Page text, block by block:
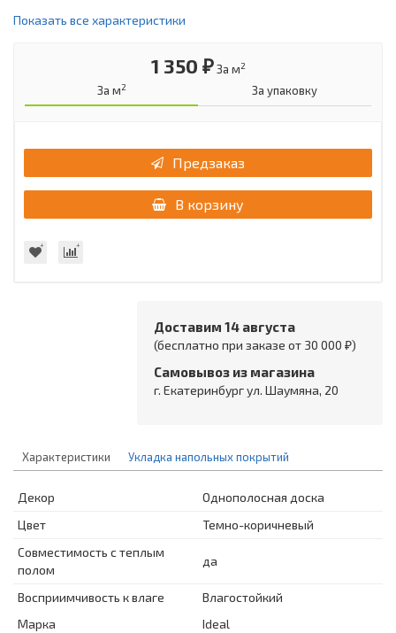
Показать все характеристики
1 350 ₽ За м2
За м2 За упаковку
Предзаказ
В корзину
Доставим 14 августа
(бесплатно при заказе от 30 000 ₽)
Самовывоз из магазина
г. Екатеринбург ул. Шаумяна, 20
Характеристики Укладка напольных покрытий
Декор
Однополосная доска
Цвет
Темно-коричневый
Совместимость с теплым
полом
да
Восприимчивость к влаге
Влагостойкий
Марка
Ideal